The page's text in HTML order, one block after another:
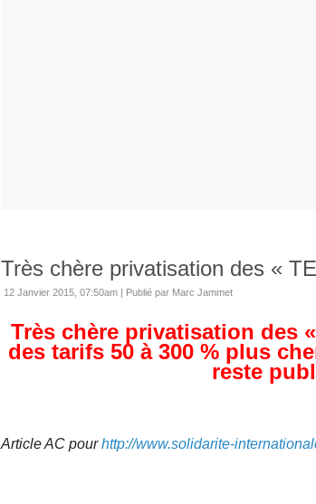
Très chère privatisation des «
12 Janvier 2015, 07:50am | Publié par Marc Jammet
Très chère privatisation des
des tarifs 50 à 300 % plus
reste
Article AC pourhttp://www.solidarite-